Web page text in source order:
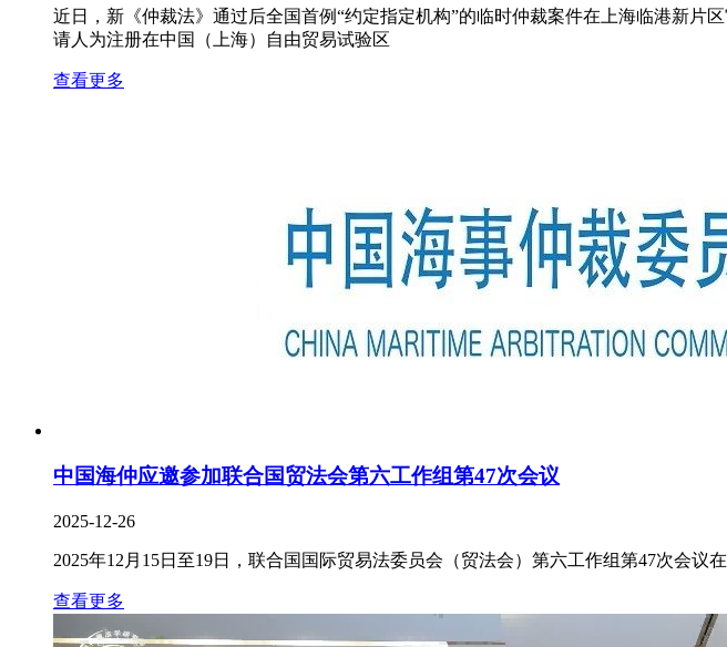
近日，新《仲裁法》通过后全国首例“约定指定机构”的临时仲裁案件在上海临港新
请人为注册在中国（上海）自由贸易试验区
查看更多
中国海仲应邀参加联合国贸法会第六工作组第47次会议
2025-12-26
2025年12月15日至19日，联合国国际贸易法委员会（贸法会）第六工作组第47次会议
查看更多